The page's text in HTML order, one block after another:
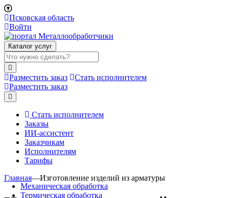
Псковская область
Войти
Каталог услуг
Разместить заказ
Стать исполнителем
Разместить заказ
Стать исполнителем
Заказы
ИИ-ассистент
Заказчикам
Исполнителям
Тарифы
Механическая обработка
Термическая обработка
Главная—Изготовление изделий из арматуры